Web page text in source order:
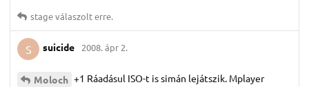
stageválaszolt erre.
S suicide 2008. ápr 2.
Moloch +1 Ráadásul ISO-t is simán lejátszik. Mplayer